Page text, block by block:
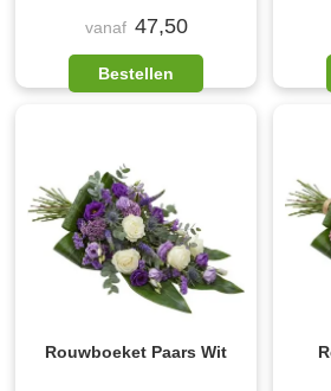
vanaf 47,50
Bestellen
Rouwboeket Paars Wit